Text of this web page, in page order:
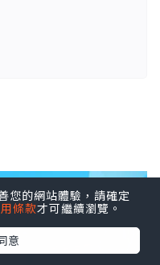
的網站體驗，請確定
條款才可繼續瀏覽。
意